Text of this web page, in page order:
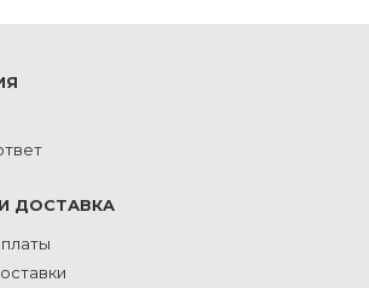
ДОСТАВКА